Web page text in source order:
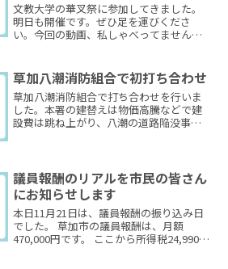
文教大学の華叉祭に参加してきました。
明日も開催です。ぜひ足を運びくださ
い。今回の動画、私しゃべってません。
草加八潮消防組合で初打ち合わせ
草加八潮消防組合で打ち合わせを行いま
した。本署の建替えは物価高騰などで建
設費は跳ね上がり、八潮の道路陥没事故
議員報酬のリアルを市民の皆さん
にお知らせします
本日11月21日は、議員報酬の振り込み日
でした。 草加市の議員報酬は、月額
470,000円です。 ここから所得税24,990